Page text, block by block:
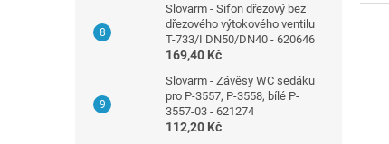
Slovarm - Sifon dřezový bez
dřezového výtokového ventilu
T-733/I DN50/DN40 - 620646
169,40 Kč
Slovarm - Závěsy WC sedáku
pro P-3557, P-3558, bílé P-
3557-03 - 621274
112,20 Kč